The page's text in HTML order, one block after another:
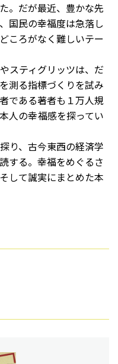
。だが最近、豊かな先
国民の幸福度は急落し
ころがなく難しいテー
スティグリッツは、だ
測る指標づくりを試み
である著者も１万人規
人の幸福感を探ってい
り、古今東西の経済学
する。幸福をめぐるさ
して誠実にまとめた本